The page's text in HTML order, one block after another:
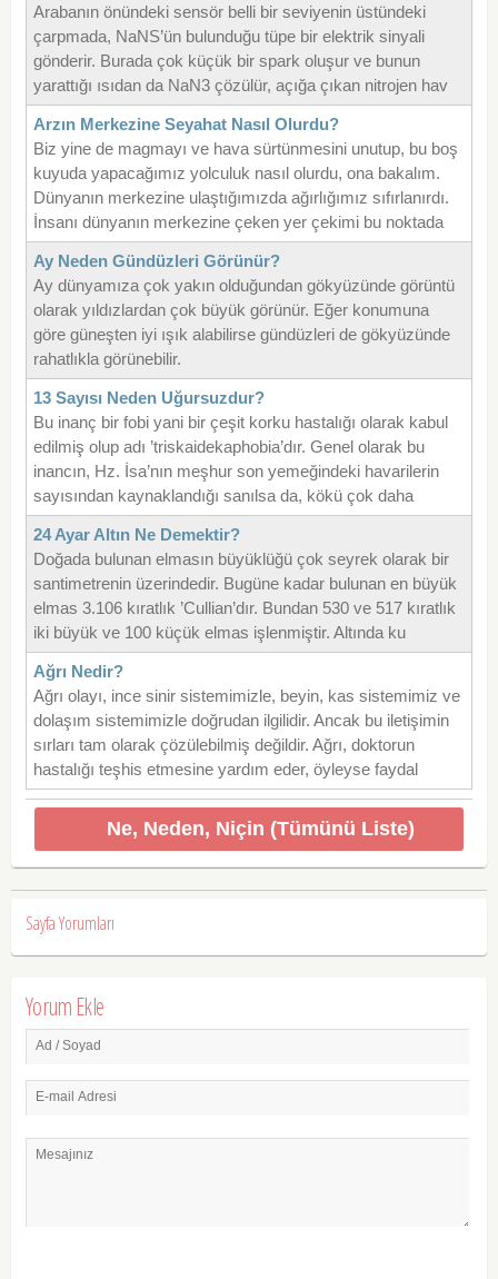
Arabanın önündeki sensör belli bir seviyenin üstündeki
çarpmada, NaNS’ün bulunduğu tüpe bir elektrik sinyali
gönderir. Burada çok küçük bir spark oluşur ve bunun
yarattığı ısıdan da NaN3 çözülür, açığa çıkan nitrojen hav
Arzın Merkezine Seyahat Nasıl Olurdu?
Biz yine de magmayı ve hava sürtünmesini unutup, bu boş
kuyuda yapacağımız yolculuk nasıl olurdu, ona bakalım.
Dünyanın merkezine ulaştığımızda ağırlığımız sıfırlanırdı.
İnsanı dünyanın merkezine çeken yer çekimi bu noktada
Ay Neden Gündüzleri Görünür?
Ay dünyamıza çok yakın olduğundan gökyüzünde görüntü
olarak yıldızlardan çok büyük görünür. Eğer konumuna
göre güneşten iyi ışık alabilirse gündüzleri de gökyüzünde
rahatlıkla görünebilir.
13 Sayısı Neden Uğursuzdur?
Bu inanç bir fobi yani bir çeşit korku hastalığı olarak kabul
edilmiş olup adı ’triskaidekaphobia’dır. Genel olarak bu
inancın, Hz. İsa’nın meşhur son yemeğindeki havarilerin
sayısından kaynaklandığı sanılsa da, kökü çok daha
24 Ayar Altın Ne Demektir?
Doğada bulunan elmasın büyüklüğü çok seyrek olarak bir
santimetrenin üzerindedir. Bugüne kadar bulunan en büyük
elmas 3.106 kıratlık ’Cullian’dır. Bundan 530 ve 517 kıratlık
iki büyük ve 100 küçük elmas işlenmiştir. Altında ku
Ağrı Nedir?
Ağrı olayı, ince sinir sistemimizle, beyin, kas sistemimiz ve
dolaşım sistemimizle doğrudan ilgilidir. Ancak bu iletişimin
sırları tam olarak çözülebilmiş değildir. Ağrı, doktorun
hastalığı teşhis etmesine yardım eder, öyleyse faydal
Ne, Neden, Niçin (Tümünü Liste)
Sayfa Yorumları
Yorum Ekle
Ad / Soyad
E-mail Adresi
Mesajınız